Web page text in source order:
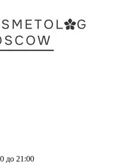
до 21:00